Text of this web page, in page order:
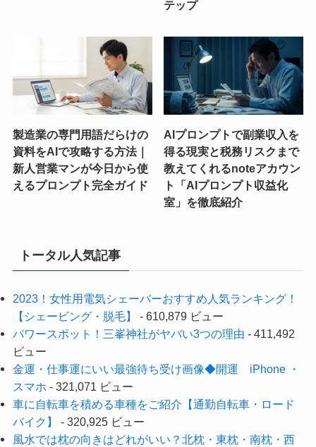
テップ
製造業の専門用語だらけの
資料をAIで攻略する方法｜
新人営業マンが今日から使
えるプロンプト完全ガイド
AIプロンプトで副業収入を
得る現実と税務リスクまで
教えてくれるnoteアカウン
ト「AIプロンプト収益化
室」を徹底紹介
トータル人気記事
2023！女性用電気シェーバーおすすめ人気ランキング！
【シェービング・脱毛】
- 610,879 ビュー
パワースポット！三峯神社がヤバい3つの理由 - 411,492
ビュー
金運・仕事運にいい最強待ち受け画像◆開運 iPhone ・
スマホ - 321,071 ビュー
車に自転車を積める車種をご紹介【通勤自転車・ロード
バイク】
- 320,925 ビュー
風水では枕の向きはどれがいい？北枕・東枕・南枕・西